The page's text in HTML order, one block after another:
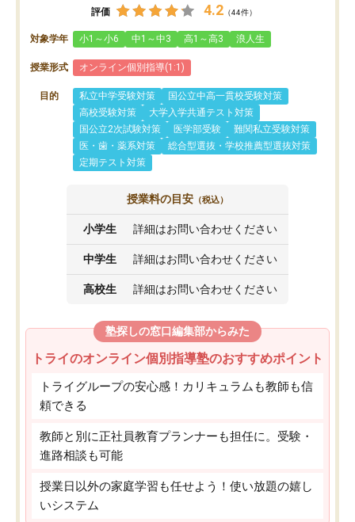
評価 4.2 （44件）
対象学年 小1～小6 中1～中3 高1～高3 浪人生
授業形式 オンライン個別指導(1:1)
目的 私立中学受験対策
国公立中高一貫校受験対策
高校受験対策
大学入学共通テスト対策
国公立2次試験対策
医学部受験
難関私立受験対策
医・歯・薬系対策
総合型選抜・学校推薦型選抜対策
定期テスト対策
授業料の目安 （税込）
小学生 詳細はお問い合わせください
中学生 詳細はお問い合わせください
高校生 詳細はお問い合わせください
塾探しの窓口編集部からみた
トライのオンライン個別指導塾のおすすめポイント
トライグループの安心感！カリキュラムも教師も信
頼できる
教師と別に正社員教育プランナーも担任に。受験・
進路相談も可能
授業日以外の家庭学習も任せよう！使い放題の嬉し
いシステム